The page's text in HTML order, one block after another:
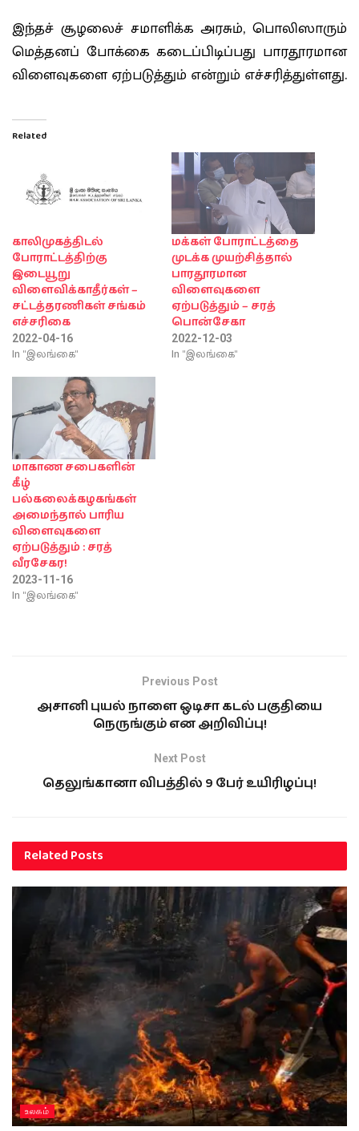
இந்தச் சூழலைச் சமாளிக்க அரசும், பொலிஸாரும்
மெத்தனப் போக்கை கடைப்பிடிப்பது பாரதூரமான
விளைவுகளை ஏற்படுத்தும் என்றும் எச்சரித்துள்ளது.
Related
காலிமுகத்திடல்
போராட்டத்திற்கு
இடையூறு
விளைவிக்காதீர்கள் –
சட்டத்தரணிகள் சங்கம்
எச்சரிகை
2022-04-16
In "இலங்கை"
மக்கள் போராட்டத்தை
முடக்க முயற்சித்தால்
பாரதூரமான
விளைவுகளை
ஏற்படுத்தும் – சரத்
பொன்சேகா
2022-12-03
In "இலங்கை"
மாகாண சபைகளின்
கீழ்
பல்கலைக்கழகங்கள்
அமைந்தால் பாரிய
விளைவுகளை
ஏற்படுத்தும் : சரத்
வீரசேகர!
2023-11-16
In "இலங்கை"
Previous Post
அசானி புயல் நாளை ஒடிசா கடல் பகுதியை
நெருங்கும் என அறிவிப்பு!
Next Post
தெலுங்கானா விபத்தில் 9 பேர் உயிரிழப்பு!
RelatedPosts
உலகம்